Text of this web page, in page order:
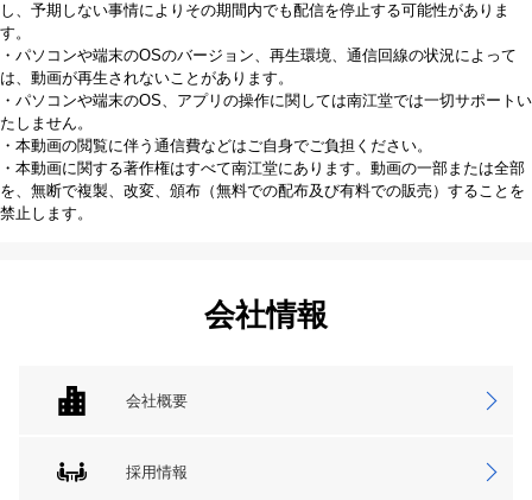
し、予期しない事情によりその期間内でも配信を停止する可能性がありま
す。
・パソコンや端末のOSのバージョン、再生環境、通信回線の状況によって
は、動画が再生されないことがあります。
・パソコンや端末のOS、アプリの操作に関しては南江堂では一切サポートい
たしません。
・本動画の閲覧に伴う通信費などはご自身でご負担ください。
・本動画に関する著作権はすべて南江堂にあります。動画の一部または全部
を、無断で複製、改変、頒布（無料での配布及び有料での販売）することを
禁止します。
会社情報
会社概要
採用情報